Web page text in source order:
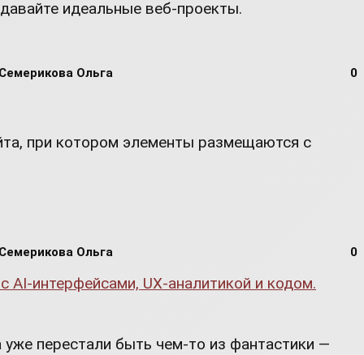
идеальные веб-проекты.
Ольга 0
при котором элементы размещаются с
Ольга 0
перестали быть чем-то из фантастики —